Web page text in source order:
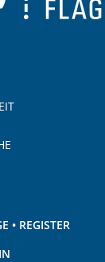
• REGISTER